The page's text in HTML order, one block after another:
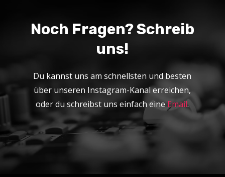
Noch Fragen? Schreib
uns!
Du kannst uns am schnellsten und besten
über unseren Instagram-Kanal erreichen,
oder du schreibst uns einfach eine Email.